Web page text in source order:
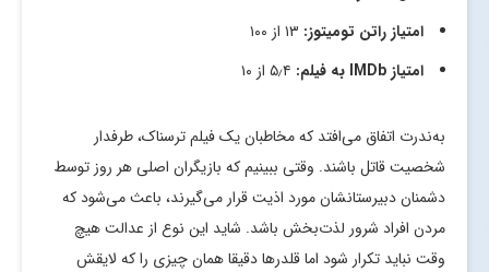
امتیاز راتن تومیتوز:
امتیاز IMDb به فیلم:
به‌ندرت اتفاق می‌افتد که مخاطبان یک فیلم ترسناک، طرفدار
شخصیت قاتل باشند. وقتی ببینیم که بازیگران اصلی هر روز توسط
دشمنان دبیرستانشان مورد اذیت قرار می‌گیرند، باعث می‌شود که
مردن افراد شرور لذت‌بخش باشد. شاید این نوع از عدالت هیچ
وقت نباید تکرار شود اما قلدرها دقیقا همان چیزی را که لایقش